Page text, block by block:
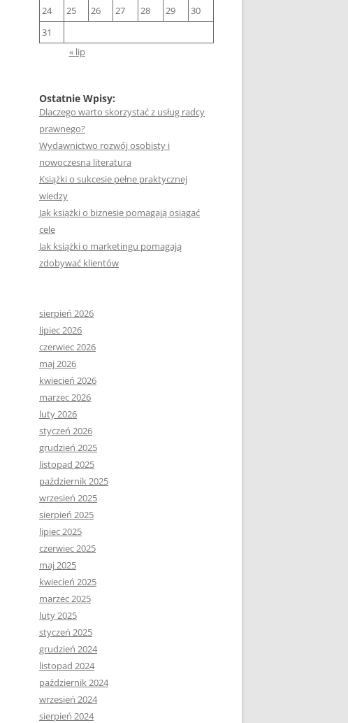
24
25 26 27 28 29
30
31
« lip
Ostatnie Wpisy:
Dlaczego warto skorzystać z usług radcy
prawnego?
Wydawnictwo rozwój osobisty i
nowoczesna literatura
Książki o sukcesie pełne praktycznej
wiedzy
Jak książki o biznesie pomagają osiągać
cele
Jak książki o marketingu pomagają
zdobywać klientów
sierpień 2026
lipiec 2026
czerwiec 2026
maj 2026
kwiecień 2026
marzec 2026
luty 2026
styczeń 2026
grudzień 2025
listopad 2025
październik 2025
wrzesień 2025
sierpień 2025
lipiec 2025
czerwiec 2025
maj 2025
kwiecień 2025
marzec 2025
luty 2025
styczeń 2025
grudzień 2024
listopad 2024
październik 2024
wrzesień 2024
sierpień 2024